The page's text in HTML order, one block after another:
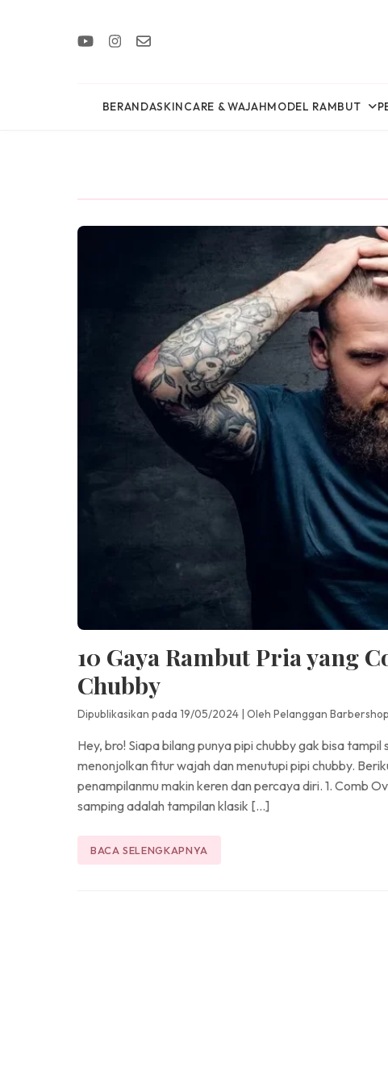
BERANDASKINCARE & WAJAHMODEL RAMBUT
10 Gaya Rambut Pria yang
Chubby
Dipublikasikan pada 19/05/2024 | Oleh Pelanggan Barbershop
Hey, bro! Siapa bilang punya pipi chubby gak bisa
menonjolkan fitur wajah dan menutupi pipi chubby.
penampilanmu makin keren dan percaya diri. 1. Comb
samping adalah tampilan klasik […]
BACA SELENGKAPNYA